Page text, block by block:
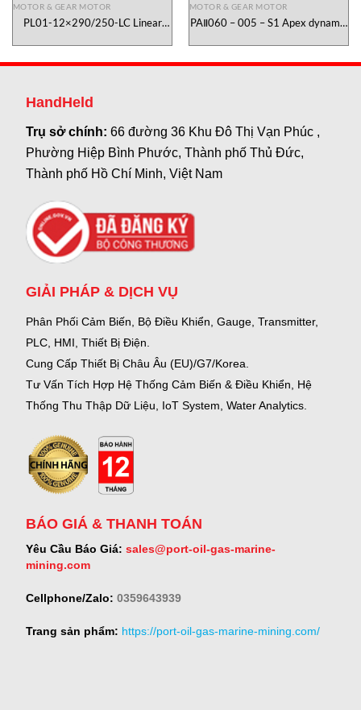
MOTOR & GEAR MOTOR
PL01-12×290/250-LC Linear
MOTOR & GEAR MOTOR
PAⅡ060 – 005 – S1 Apex dynamic
HandHeld
Trụ sở chính:66 đường 36 Khu Đô Thị Vạn Phúc ,
Phường Hiệp Bình Phước, Thành phố Thủ Đức,
Thành phố Hồ Chí Minh, Việt Nam
GIẢI PHÁP & DỊCH VỤ
Phân Phối Cảm Biến, Bộ Điều Khiển, Gauge, Transmitter,
PLC, HMI, Thiết Bị Điện.
Cung Cấp Thiết Bị Châu Âu (EU)/G7/Korea.
Tư Vấn Tích Hợp Hệ Thống Cảm Biến & Điều Khiển, Hệ
Thống Thu Thập Dữ Liệu, IoT System, Water Analytics.
BÁO GIÁ & THANH TOÁN
Yêu Cầu Báo Giá: sales@port-oil-gas-marine-
mining.com
Cellphone/Zalo: 0359643939
Trang sản phẩm: https://port-oil-gas-marine-mining.com/